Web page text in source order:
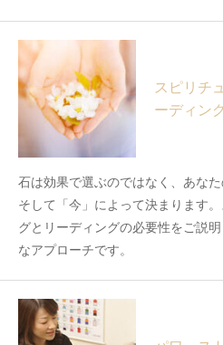
スピリチ
ーディン
石は効果で選ぶのではなく、あな
そして「今」によって決まります
グとリーディングの必要性をご説
なアプローチです。